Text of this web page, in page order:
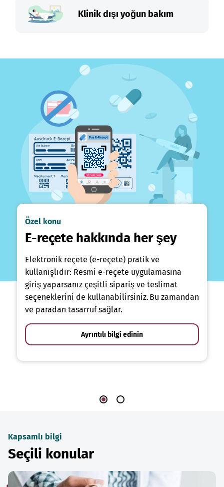
Klinik dışı yoğun bakım
Özel konu
E-reçete hakkında her şey
Elektronik reçete (e-reçete) pratik ve
kullanışlıdır: Resmi e-reçete uygulamasına
giriş yaparsanız çeşitli sipariş ve teslimat
seçeneklerini de kullanabilirsiniz. Bu zamandan
ve paradan tasarruf sağlar.
Ayrıntılı bilgi edinin
Kapsamlı bilgi
Seçili konular